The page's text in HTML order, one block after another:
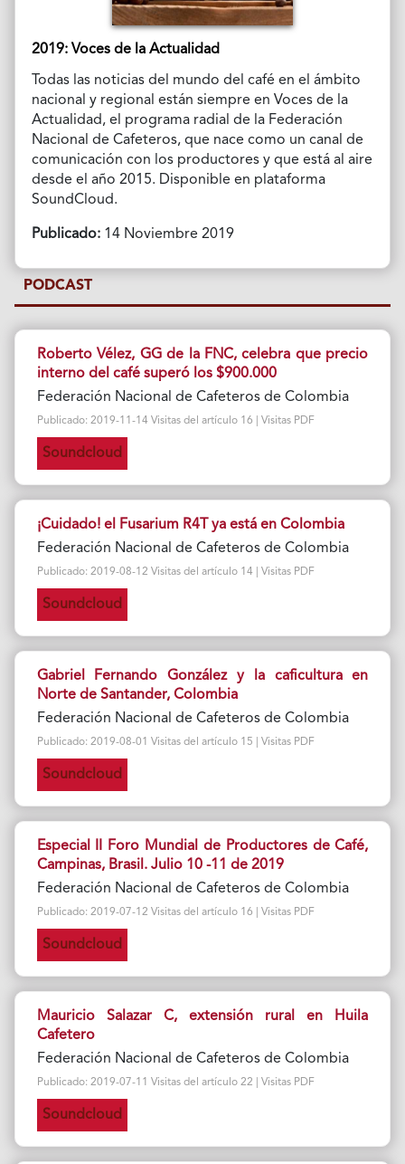
2019: Voces de la Actualidad
Todas las noticias del mundo del café en el ámbito
nacional y regional están siempre en Voces de la
Actualidad, el programa radial de la Federación
Nacional de Cafeteros, que nace como un canal de
comunicación con los productores y que está al aire
desde el año 2015. Disponible en plataforma
SoundCloud.
Publicado:14 Noviembre 2019
PODCAST
Roberto Vélez, GG de la FNC, celebra que precio
interno del café superó los $900.000
Federación Nacional de Cafeteros de Colombia
Publicado: 2019-11-14 Visitas del artículo 16 | Visitas PDF
Soundcloud
¡Cuidado! el Fusarium R4T ya está en Colombia
Federación Nacional de Cafeteros de Colombia
Publicado: 2019-08-12 Visitas del artículo 14 | Visitas PDF
Soundcloud
Gabriel Fernando González y la caficultura en
Norte de Santander, Colombia
Federación Nacional de Cafeteros de Colombia
Publicado: 2019-08-01 Visitas del artículo 15 | Visitas PDF
Soundcloud
Especial II Foro Mundial de Productores de Café,
Campinas, Brasil. Julio 10 -11 de 2019
Federación Nacional de Cafeteros de Colombia
Publicado: 2019-07-12 Visitas del artículo 16 | Visitas PDF
Soundcloud
Mauricio Salazar C, extensión rural en Huila
Cafetero
Federación Nacional de Cafeteros de Colombia
Publicado: 2019-07-11 Visitas del artículo 22 | Visitas PDF
Soundcloud